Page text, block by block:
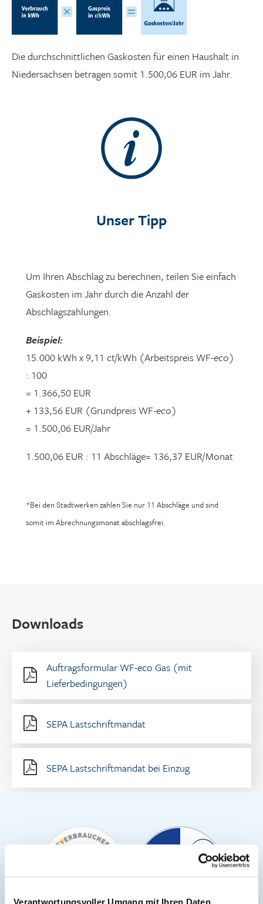
Verantwortungsvoller Umgang mit Ihren Daten
Die durchschnittlichen Gaskosten für einen Haushalt in
Niedersachsen betragen somit 1.500,06 EUR im Jahr.
Unser Tipp
Um Ihren Abschlag zu berechnen, teilen Sie einfach
Gaskosten im Jahr durch die Anzahl der
Abschlagszahlungen.
Beispiel:
15.000 kWh x 9,11 ct/kWh (Arbeitspreis WF-eco)
: 100
= 1.366,50 EUR
+ 133,56 EUR (Grundpreis WF-eco)
= 1.500,06 EUR/Jahr
1.500,06 EUR : 11 Abschläge= 136,37 EUR/Monat
*Bei den Stadtwerken zahlen Sie nur 11 Abschläge und sind
somit im Abrechnungsmonat abschlagsfrei.
Downloads
Auftragsformular WF-eco Gas (mit
Lieferbedingungen)
SEPA Lastschriftmandat
SEPA Lastschriftmandat bei Einzug